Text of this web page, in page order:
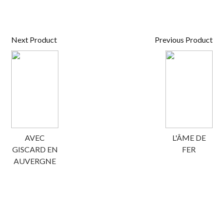
Next Product
AVEC
GISCARD EN
AUVERGNE
Previous Product
L'ÂME DE
FER